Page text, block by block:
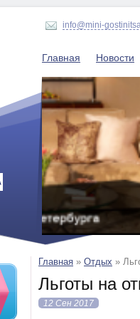
info@mini-
Главная Новости
Главная » Отдых »
Льготы на
12 Сен 2017